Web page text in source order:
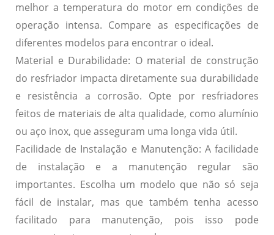
melhor a temperatura do motor em condições de
operação intensa. Compare as especificações de
diferentes modelos para encontrar o ideal.
Material e Durabilidade: O material de construção
do resfriador impacta diretamente sua durabilidade
e resistência a corrosão. Opte por resfriadores
feitos de materiais de alta qualidade, como alumínio
ou aço inox, que asseguram uma longa vida útil.
Facilidade de Instalação e Manutenção: A facilidade
de instalação e a manutenção regular são
importantes. Escolha um modelo que não só seja
fácil de instalar, mas que também tenha acesso
facilitado para manutenção, pois isso pode